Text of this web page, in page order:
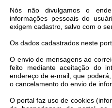
Nós não divulgamos o
informações pessoais do
exigem cadastro, salvo com o
Os dados cadastrados neste
O envio de mensagens ao
feito mediante aceitação do
endereço de e-mail, que
o cancelamento do envio de
O portal faz uso de cookies